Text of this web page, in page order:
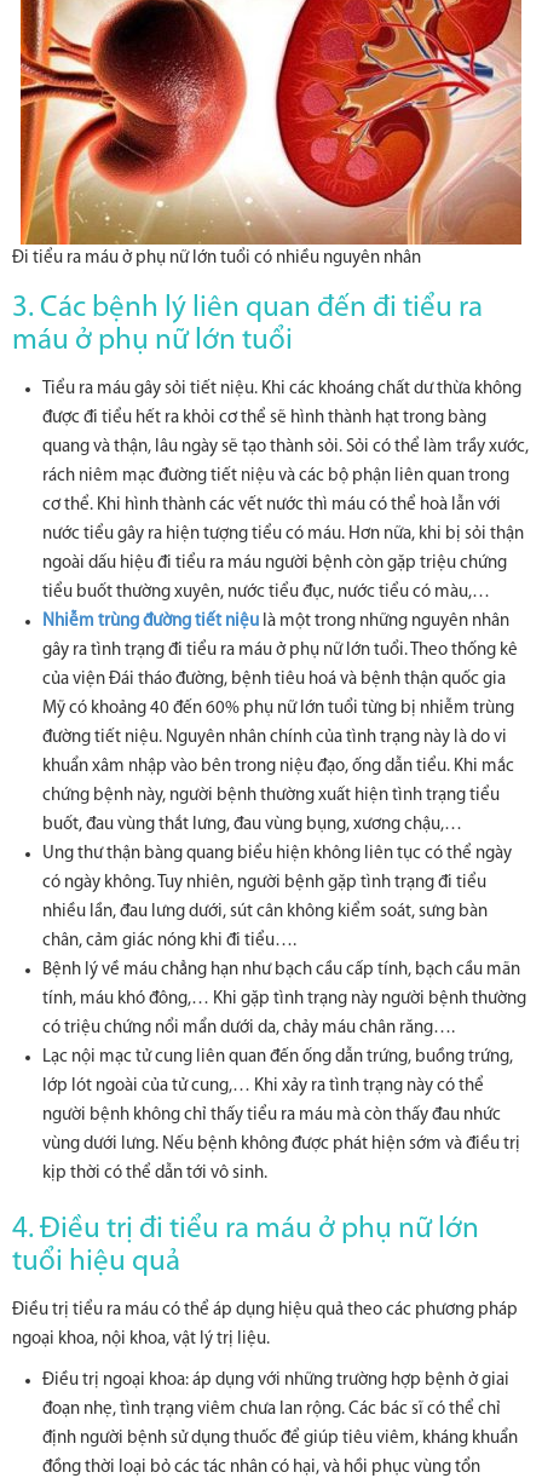
Đi tiểu ra máu ở phụ nữ lớn tuổi có nhiều nguyên nhân
3. Các bệnh lý liên quan đến đi tiểu ra
máu ở phụ nữ lớn tuổi
Tiểu ra máu gây sỏi tiết niệu. Khi các khoáng chất dư thừa không
được đi tiểu hết ra khỏi cơ thể sẽ hình thành hạt trong bàng
quang và thận, lâu ngày sẽ tạo thành sỏi. Sỏi có thể làm trầy xước,
rách niêm mạc đường tiết niệu và các bộ phận liên quan trong
cơ thể. Khi hình thành các vết nước thì máu có thể hoà lẫn với
nước tiểu gây ra hiện tượng tiểu có máu. Hơn nữa, khi bị sỏi thận
ngoài dấu hiệu đi tiểu ra máu người bệnh còn gặp triệu chứng
tiểu buốt thường xuyên, nước tiểu đục, nước tiểu có màu,…
Nhiễm trùng đường tiết niệu là một trong những nguyên nhân
gây ra tình trạng đi tiểu ra máu ở phụ nữ lớn tuổi. Theo thống kê
của viện Đái tháo đường, bệnh tiêu hoá và bệnh thận quốc gia
Mỹ có khoảng 40 đến 60% phụ nữ lớn tuổi từng bị nhiễm trùng
đường tiết niệu. Nguyên nhân chính của tình trạng này là do vi
khuẩn xâm nhập vào bên trong niệu đạo, ống dẫn tiểu. Khi mắc
chứng bệnh này, người bệnh thường xuất hiện tình trạng tiểu
buốt, đau vùng thắt lưng, đau vùng bụng, xương chậu,…
Ung thư thận bàng quang biểu hiện không liên tục có thể ngày
có ngày không. Tuy nhiên, người bệnh gặp tình trạng đi tiểu
nhiều lần, đau lưng dưới, sút cân không kiểm soát, sưng bàn
chân, cảm giác nóng khi đi tiểu….
Bệnh lý về máu chẳng hạn như bạch cầu cấp tính, bạch cầu mãn
tính, máu khó đông,… Khi gặp tình trạng này người bệnh thường
có triệu chứng nổi mẩn dưới da, chảy máu chân răng….
Lạc nội mạc tử cung liên quan đến ống dẫn trứng, buồng trứng,
lớp lót ngoài của tử cung,… Khi xảy ra tình trạng này có thể
người bệnh không chỉ thấy tiểu ra máu mà còn thấy đau nhức
vùng dưới lưng. Nếu bệnh không được phát hiện sớm và điều trị
kịp thời có thể dẫn tới vô sinh.
4. Điều trị đi tiểu ra máu ở phụ nữ lớn
tuổi hiệu quả
Điều trị tiểu ra máu có thể áp dụng hiệu quả theo các phương pháp
ngoại khoa, nội khoa, vật lý trị liệu.
Điều trị ngoại khoa: áp dụng với những trường hợp bệnh ở giai
đoạn nhẹ, tình trạng viêm chưa lan rộng. Các bác sĩ có thể chỉ
định người bệnh sử dụng thuốc để giúp tiêu viêm, kháng khuẩn
đồng thời loại bỏ các tác nhân có hại, và hồi phục vùng tổn